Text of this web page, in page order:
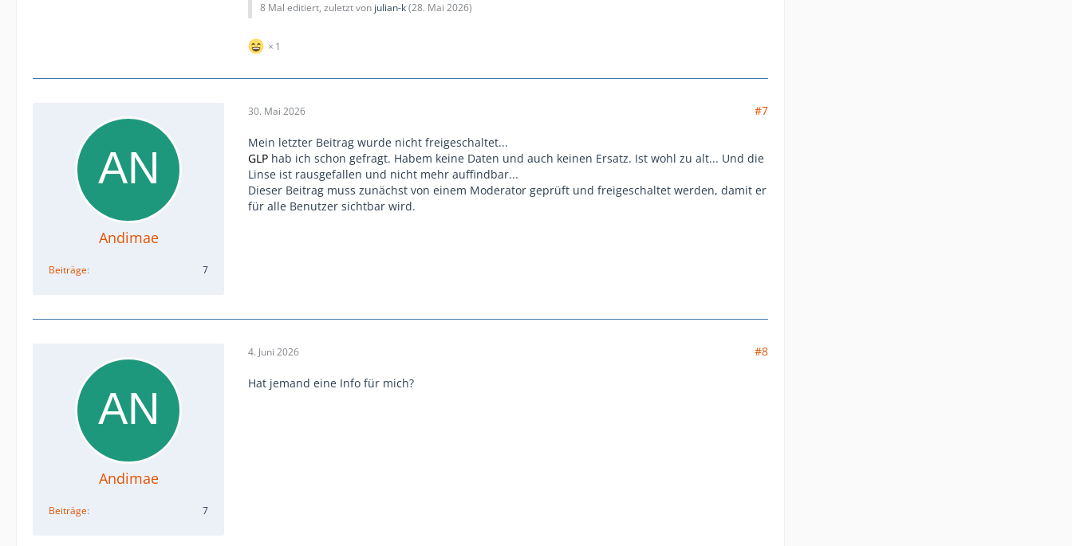
8 Mal editiert, zuletzt von julian-k(28. Mai 2026)
1
Andimae
Beiträge 7
30. Mai 2026 #7
Mein letzter Beitrag wurde nicht freigeschaltet...
GLP hab ich schon gefragt. Habem keine Daten und auch keinen Ersatz. Ist wohl zu alt... Und die
Linse ist rausgefallen und nicht mehr auffindbar...
Dieser Beitrag muss zunächst von einem Moderator geprüft und freigeschaltet werden, damit er
für alle Benutzer sichtbar wird.
Andimae
Beiträge 7
4. Juni 2026 #8
Hat jemand eine Info für mich?